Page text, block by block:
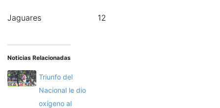
Jaguares 12
Noticias Relacionadas
Triunfo del
Nacional le dio
oxígeno al